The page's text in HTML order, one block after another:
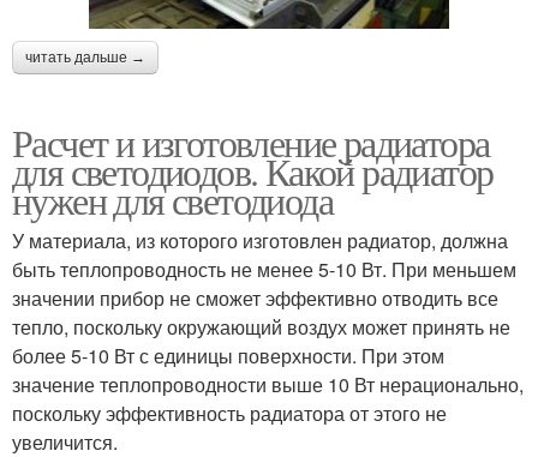
читать дальше →
Расчет и изготовление радиатора
для светодиодов. Какой радиатор
нужен для светодиода
У материала, из которого изготовлен радиатор, должна
быть теплопроводность не менее 5-10 Вт. При меньшем
значении прибор не сможет эффективно отводить все
тепло, поскольку окружающий воздух может принять не
более 5-10 Вт с единицы поверхности. При этом
значение теплопроводности выше 10 Вт нерационально,
поскольку эффективность радиатора от этого не
увеличится.